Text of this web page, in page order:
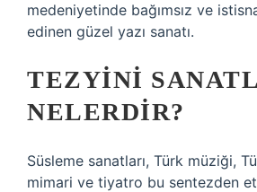
medeniyetinde bağımsız ve
edinen güzel yazı sanatı.
TEZYINI
NELERDIR?
Süsleme sanatları, Türk müziği,
mimari ve tiyatro bu sentezden